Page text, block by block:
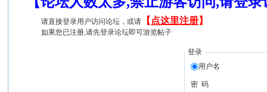
请直接登录用户访问论坛，或请 【 点这里注册】
如果您已注册,请先登录论坛即可游览帖子
登录
用户名
密 码